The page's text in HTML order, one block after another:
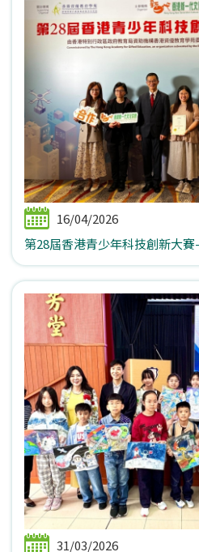
16/04/2026
第28屆香港青少年科技創新大賽
31/03/2026